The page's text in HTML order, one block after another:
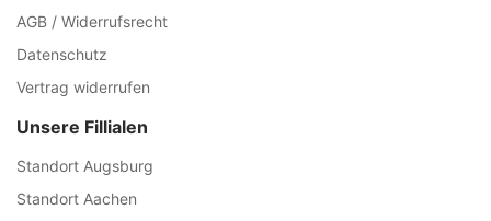
AGB / Widerrufsrecht
Datenschutz
Vertrag widerrufen
Unsere Fillialen
Standort Augsburg
Standort Aachen